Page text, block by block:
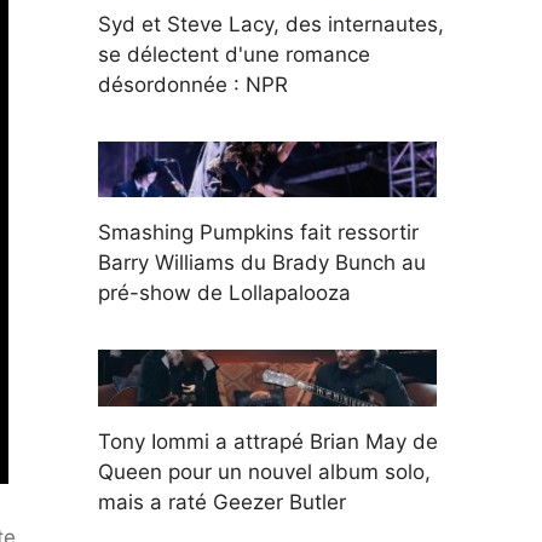
Syd et Steve Lacy, des internautes,
se délectent d'une romance
désordonnée : NPR
Smashing Pumpkins fait ressortir
Barry Williams du Brady Bunch au
pré-show de Lollapalooza
Tony Iommi a attrapé Brian May de
Queen pour un nouvel album solo,
mais a raté Geezer Butler